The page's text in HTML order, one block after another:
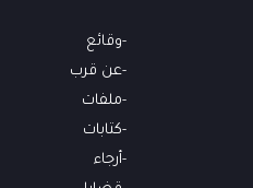
وقائع
عن قرب
ملفات
كتابات
أرجاء